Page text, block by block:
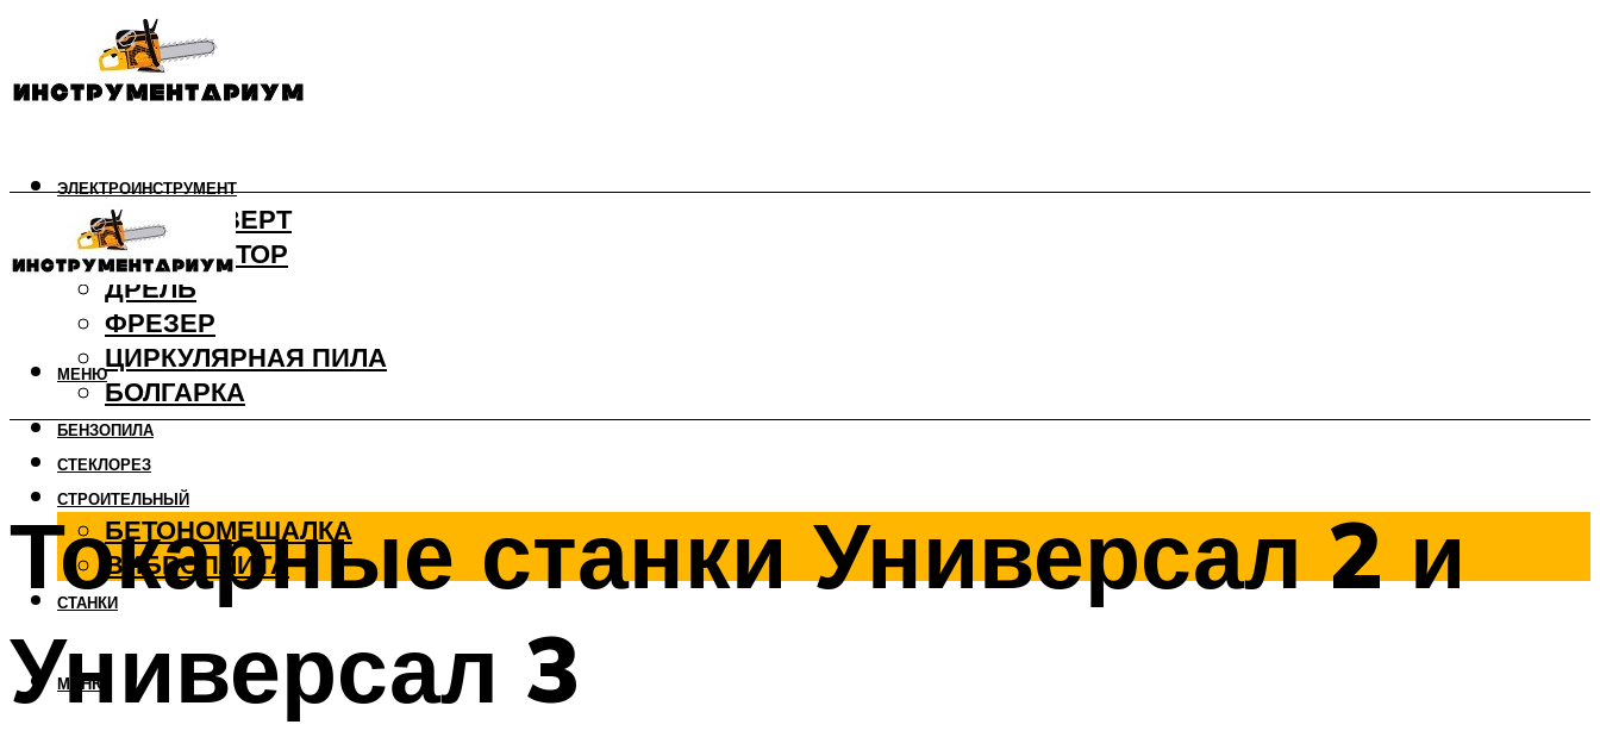
ЭЛЕКТРОИНСТРУМЕНТ
ШУРУПОВЕРТ
ПЕРФОРАТОР
ДРЕЛЬ
ФРЕЗЕР
ЦИРКУЛЯРНАЯ ПИЛА
БОЛГАРКА
БЕНЗОПИЛА
СТЕКЛОРЕЗ
СТРОИТЕЛЬНЫЙ
БЕТОНОМЕШАЛКА
ВИБРОПЛИТА
СТАНКИ
МЕНЮ
МЕНЮ
Токарные станки Универсал 2 и
Универсал 3